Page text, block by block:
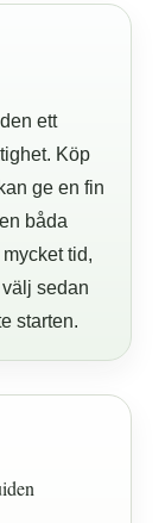
ett
Köp
ge en fin
båda
tid,
sedan
starten.